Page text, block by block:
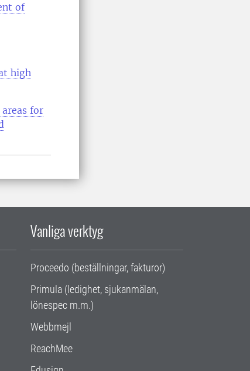
of
high
for
Vanliga verktyg
Proceedo (beställningar, fakturor)
Primula (ledighet, sjukanmälan,
lönespec m.m.)
Webbmejl
ReachMee